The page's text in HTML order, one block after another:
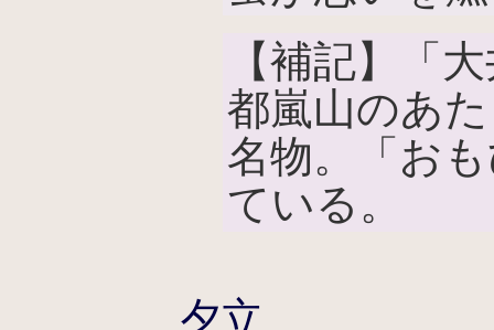
【補記】「
都嵐山のあ
名物。「お
ている。
夕立